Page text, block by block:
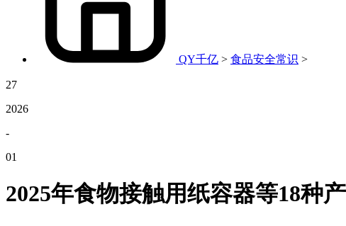
QY千亿 > 食品安全常识 >
27
2026
-
01
2025年食物接触用纸容器等18种